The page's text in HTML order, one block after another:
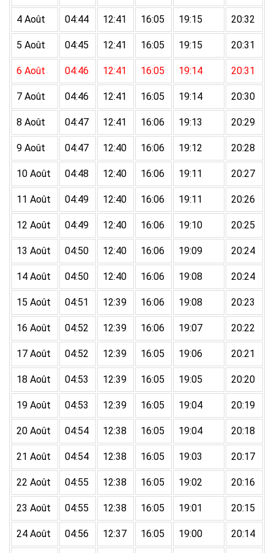
4 Août 04:44 12:41 16:05 19:15 20:32
5 Août 04:45 12:41 16:05 19:15 20:31
6 Août 04:46 12:41 16:05 19:14 20:31
7 Août 04:46 12:41 16:05 19:14 20:30
8 Août 04:47 12:41 16:06 19:13 20:29
9 Août 04:47 12:40 16:06 19:12 20:28
10 Août 04:48 12:40 16:06 19:11 20:27
11 Août 04:49 12:40 16:06 19:11 20:26
12 Août 04:49 12:40 16:06 19:10 20:25
13 Août 04:50 12:40 16:06 19:09 20:24
14 Août 04:50 12:40 16:06 19:08 20:24
15 Août 04:51 12:39 16:06 19:08 20:23
16 Août 04:52 12:39 16:06 19:07 20:22
17 Août 04:52 12:39 16:05 19:06 20:21
18 Août 04:53 12:39 16:05 19:05 20:20
19 Août 04:53 12:39 16:05 19:04 20:19
20 Août 04:54 12:38 16:05 19:04 20:18
21 Août 04:54 12:38 16:05 19:03 20:17
22 Août 04:55 12:38 16:05 19:02 20:16
23 Août 04:55 12:38 16:05 19:01 20:15
24 Août 04:56 12:37 16:05 19:00 20:14